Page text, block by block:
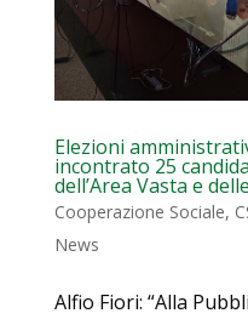
Elezioni
incontrato 25
dell’Area Vasta e
Cooperazione Sociale,
News
Alfio Fiori: “Alla